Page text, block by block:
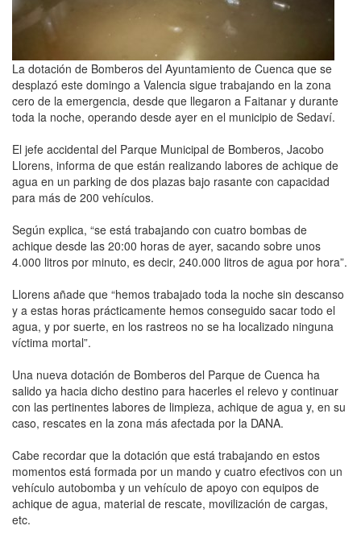
La dotación de Bomberos del Ayuntamiento de Cuenca que se
desplazó este domingo a Valencia sigue trabajando en la zona
cero de la emergencia, desde que llegaron a Faitanar y durante
toda la noche, operando desde ayer en el municipio de Sedaví.
El jefe accidental del Parque Municipal de Bomberos, Jacobo
Llorens, informa de que están realizando labores de achique de
agua en un parking de dos plazas bajo rasante con capacidad
para más de 200 vehículos.
Según explica, “se está trabajando con cuatro bombas de
achique desde las 20:00 horas de ayer, sacando sobre unos
4.000 litros por minuto, es decir, 240.000 litros de agua por hora”.
Llorens añade que “hemos trabajado toda la noche sin descanso
y a estas horas prácticamente hemos conseguido sacar todo el
agua, y por suerte, en los rastreos no se ha localizado ninguna
víctima mortal”.
Una nueva dotación de Bomberos del Parque de Cuenca ha
salido ya hacia dicho destino para hacerles el relevo y continuar
con las pertinentes labores de limpieza, achique de agua y, en su
caso, rescates en la zona más afectada por la DANA.
Cabe recordar que la dotación que está trabajando en estos
momentos está formada por un mando y cuatro efectivos con un
vehículo autobomba y un vehículo de apoyo con equipos de
achique de agua, material de rescate, movilización de cargas,
etc.